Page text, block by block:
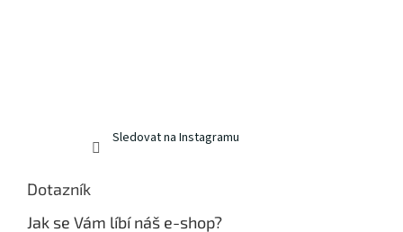
Sledovat na Instagramu
Dotazník
Jak se Vám líbí náš e-shop?